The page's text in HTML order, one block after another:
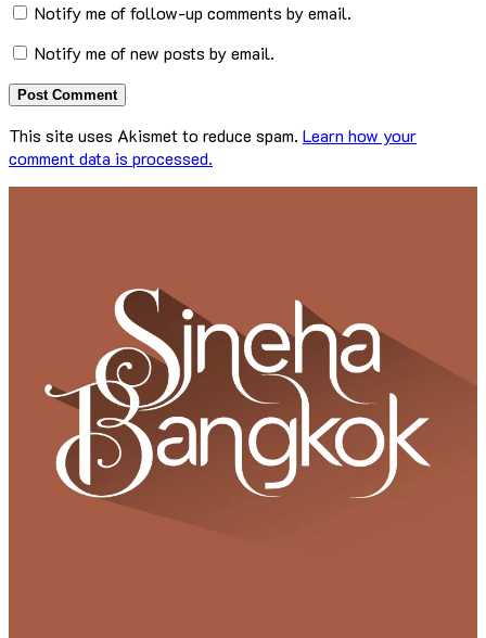
Notify me of follow-up comments by email.
Notify me of new posts by email.
This site uses Akismet to reduce spam. Learn how your
comment data is processed.